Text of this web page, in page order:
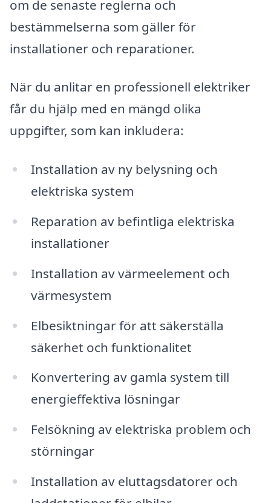
om de senaste reglerna och
bestämmelserna som gäller för
installationer och reparationer.
När du anlitar en professionell elektriker
får du hjälp med en mängd olika
uppgifter, som kan inkludera:
Installation av ny belysning och
elektriska system
Reparation av befintliga elektriska
installationer
Installation av värmeelement och
värmesystem
Elbesiktningar för att säkerställa
säkerhet och funktionalitet
Konvertering av gamla system till
energieffektiva lösningar
Felsökning av elektriska problem och
störningar
Installation av eluttagsdatorer och